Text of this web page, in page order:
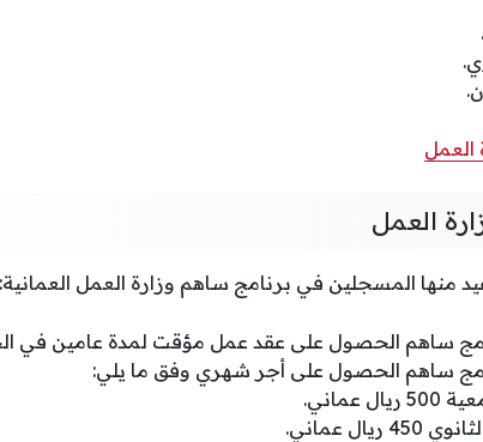
العمل
العمل
منها المسجلين في برنامج ساهم وزارة العمل العمانية:
ساهم الحصول على عقد عمل مؤقت لمدة عامين في
ساهم الحصول على أجر شهري وفق ما يلي:
عماني.